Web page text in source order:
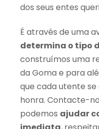
dos seus entes
É através de uma
determina o tipo
construímos uma
da Goma e para
que cada utente
honra. Contacte-
podemos ajudar